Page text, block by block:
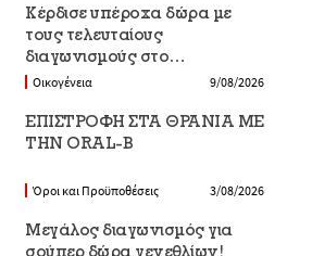
Κέρδισε υπέροχα δώρα με
τους τελευταίους
διαγωνισμούς στο
Epithimies.gr
Οικογένεια 9/08/2026
EΠΙΣΤΡΟΦΗ ΣΤΑ ΘΡΑΝΙΑ ΜΕ
ΤΗΝ ORAL-B
Όροι και Προϋποθέσεις 3/08/2026
Μεγάλος διαγωνισμός για
σούπερ δώρα γενεθλίων!